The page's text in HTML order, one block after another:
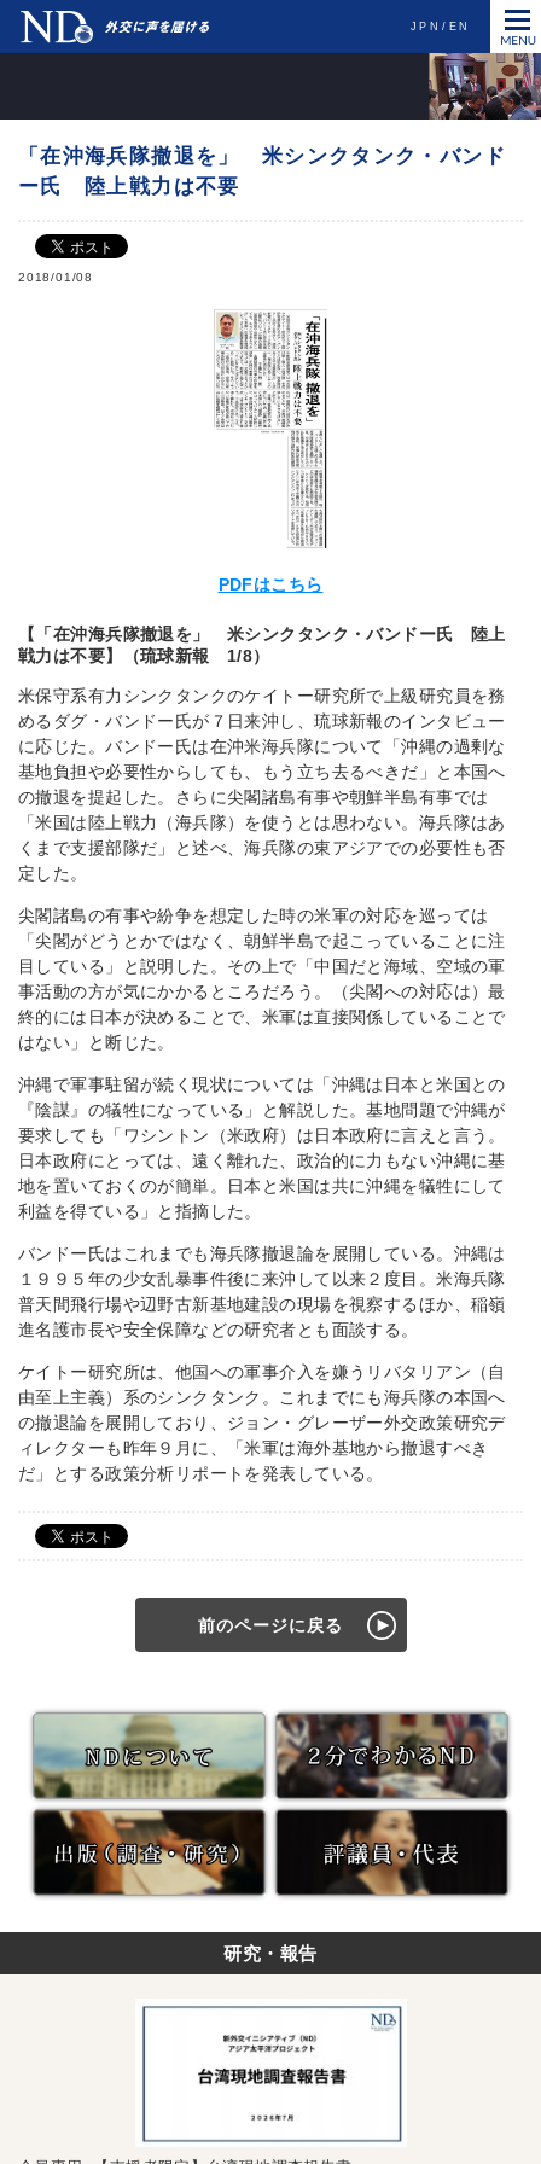
JPN EN
「在沖海兵隊撤退を」 米シンクタンク・バンド
ー氏 陸上戦力は不要
2018/01/08
PDFはこちら
【「在沖海兵隊撤退を」 米シンクタンク・バンドー氏 陸上
戦力は不要】（琉球新報 1/8）
米保守系有力シンクタンクのケイトー研究所で上級研究員を務
めるダグ・バンドー氏が７日来沖し、琉球新報のインタビュー
に応じた。バンドー氏は在沖米海兵隊について「沖縄の過剰な
基地負担や必要性からしても、もう立ち去るべきだ」と本国へ
の撤退を提起した。さらに尖閣諸島有事や朝鮮半島有事では
「米国は陸上戦力（海兵隊）を使うとは思わない。海兵隊はあ
くまで支援部隊だ」と述べ、海兵隊の東アジアでの必要性も否
定した。
尖閣諸島の有事や紛争を想定した時の米軍の対応を巡っては
「尖閣がどうとかではなく、朝鮮半島で起こっていることに注
目している」と説明した。その上で「中国だと海域、空域の軍
事活動の方が気にかかるところだろう。（尖閣への対応は）最
終的には日本が決めることで、米軍は直接関係していることで
はない」と断じた。
沖縄で軍事駐留が続く現状については「沖縄は日本と米国との
『陰謀』の犠牲になっている」と解説した。基地問題で沖縄が
要求しても「ワシントン（米政府）は日本政府に言えと言う。
日本政府にとっては、遠く離れた、政治的に力もない沖縄に基
地を置いておくのが簡単。日本と米国は共に沖縄を犠牲にして
利益を得ている」と指摘した。
バンドー氏はこれまでも海兵隊撤退論を展開している。沖縄は
１９９５年の少女乱暴事件後に来沖して以来２度目。米海兵隊
普天間飛行場や辺野古新基地建設の現場を視察するほか、稲嶺
進名護市長や安全保障などの研究者とも面談する。
ケイトー研究所は、他国への軍事介入を嫌うリバタリアン（自
由至上主義）系のシンクタンク。これまでにも海兵隊の本国へ
の撤退論を展開しており、ジョン・グレーザー外交政策研究デ
ィレクターも昨年９月に、「米軍は海外基地から撤退すべき
だ」とする政策分析リポートを発表している。
前のページに戻る
研究・報告